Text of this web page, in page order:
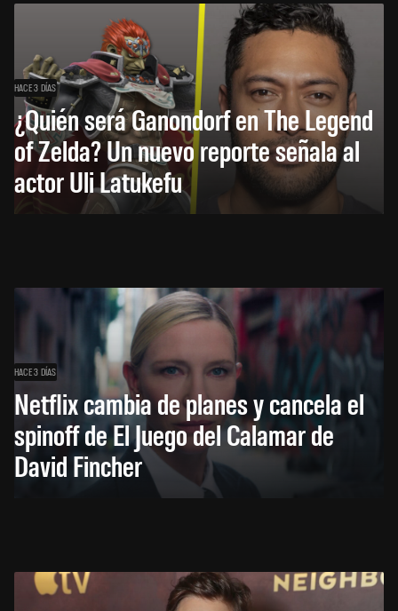
HACE 3 DÍAS
¿Quién será Ganondorf en The Legend
of Zelda? Un nuevo reporte señala al
actor Uli Latukefu
HACE 3 DÍAS
Netflix cambia de planes y cancela el
spinoff de El Juego del Calamar de
David Fincher